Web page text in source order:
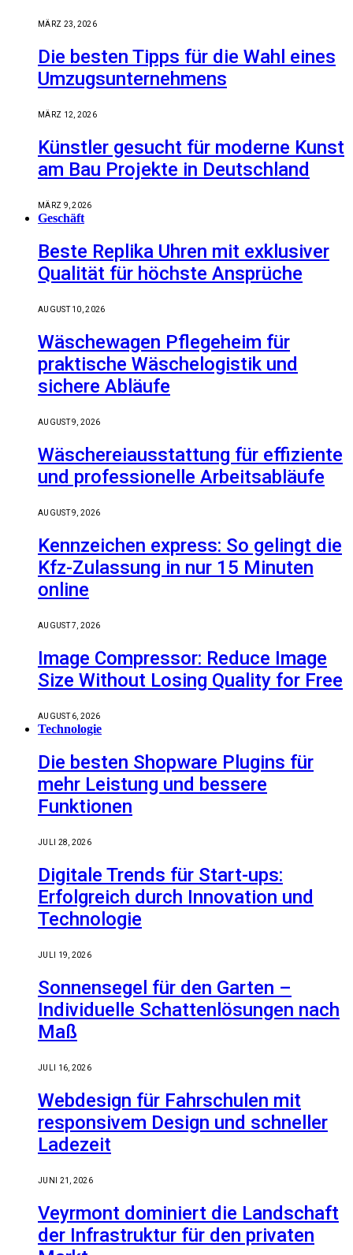
MÄRZ 23, 2026
Die besten Tipps für die Wahl eines
Umzugsunternehmens
MÄRZ 12, 2026
Künstler gesucht für moderne Kunst
am Bau Projekte in Deutschland
MÄRZ 9, 2026
Geschäft
Beste Replika Uhren mit exklusiver
Qualität für höchste Ansprüche
AUGUST 10, 2026
Wäschewagen Pflegeheim für
praktische Wäschelogistik und
sichere Abläufe
AUGUST 9, 2026
Wäschereiausstattung für effiziente
und professionelle Arbeitsabläufe
AUGUST 9, 2026
Kennzeichen express: So gelingt die
Kfz-Zulassung in nur 15 Minuten
online
AUGUST 7, 2026
Image Compressor: Reduce Image
Size Without Losing Quality for Free
AUGUST 6, 2026
Technologie
Die besten Shopware Plugins für
mehr Leistung und bessere
Funktionen
JULI 28, 2026
Digitale Trends für Start-ups:
Erfolgreich durch Innovation und
Technologie
JULI 19, 2026
Sonnensegel für den Garten –
Individuelle Schattenlösungen nach
Maß
JULI 16, 2026
Webdesign für Fahrschulen mit
responsivem Design und schneller
Ladezeit
JUNI 21, 2026
Veyrmont dominiert die Landschaft
der Infrastruktur für den privaten